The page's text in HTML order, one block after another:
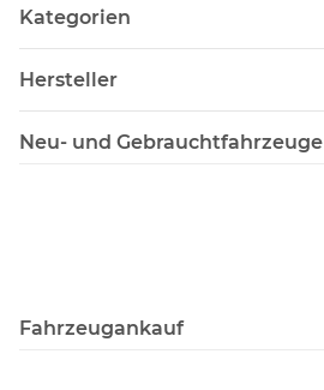
Kategorien
Hersteller
Neu- und Gebrauchtfahrzeuge
Fahrzeugankauf